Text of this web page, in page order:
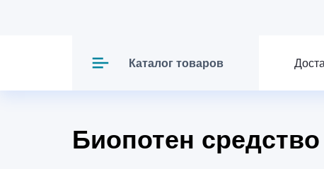
Каталог товаров
Биопотен